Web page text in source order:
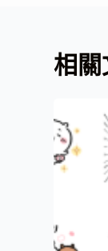
相